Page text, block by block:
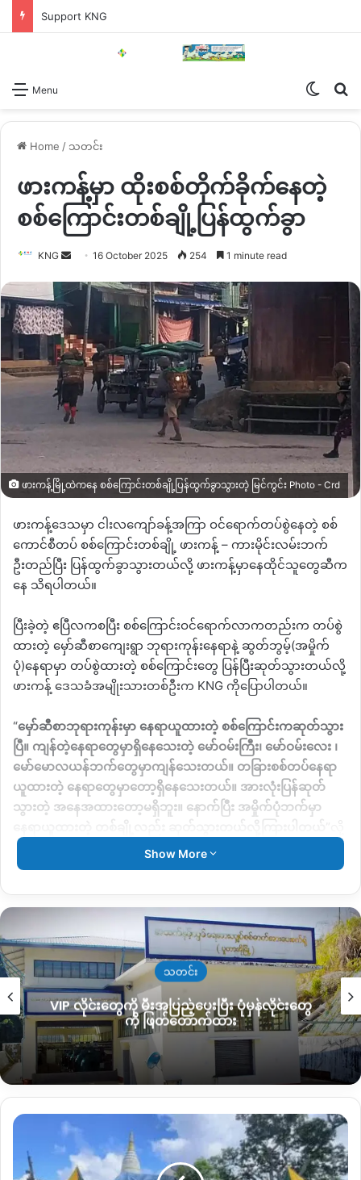
Support KNG
Menu
Home / သတင်း
ဖားကန့်မှာ ထိုးစစ်တိုက်ခိုက်နေတဲ့
စစ်ကြောင်းတစ်ချို့ပြန်ထွက်ခွာ
KNG
Send
email
16 October 2025 254 1 minute read
ဖားကန့်မြို့ထဲကနေ စစ်ကြောင်းတစ်ချို့ပြန်ထွက်ခွာသွားတဲ့ မြင်ကွင်း Photo - Crd
ဖားကန့်ဒေသမှာ ငါးလကျော်ခန့်အကြာ ဝင်ရောက်တပ်စွဲနေတဲ့ စစ်
ကောင်စီတပ် စစ်ကြောင်းတစ်ချို့ ဖားကန့် – ကားမိုင်းလမ်းဘက်
ဦးတည်ပြီး ပြန်ထွက်ခွာသွားတယ်လို့ ဖားကန့်မှာနေထိုင်သူတွေဆီက
နေ သိရပါတယ်။
ပြီးခဲ့တဲ့ ဧပြီလကစပြီး စစ်ကြောင်းဝင်ရောက်လာကတည်းက တပ်စွဲ
ထားတဲ့ မှော်ဆီစာကျေးရွာ ဘုရားကုန်းနေရာနဲ့ ဆွတ်ဘွမ့်(အမှိုက်
ပုံ)နေရာမှာ တပ်စွဲထားတဲ့ စစ်ကြောင်းတွေ ပြန်ပြီးဆုတ်သွားတယ်လို့
ဖားကန့် ဒေသခံအမျိုးသားတစ်ဦးက KNG ကိုပြောပါတယ်။
“မှော်ဆီစာဘုရားကုန်းမှာ နေရာယူထားတဲ့ စစ်ကြောင်းကဆုတ်သွား
ပြီ။ ကျန်တဲ့နေရာတွေမှာရှိနေသေးတဲ့ မော်ဝမ်းကြီး၊ မော်ဝမ်းလေး ၊
မော်မောလယန်ဘက်တွေမှာကျန်သေးတယ်။ တခြားစစ်တပ်နေရာ
ယူထားတဲ့ နေရာတွေမှာတော့ရှိနေသေးတယ်။ အားလုံးပြန်ဆုတ်
သွားတဲ့ အနေအထားတော့မရှိဘူး။ နောက်ပြီး အမှိုက်ပုံဘက်မှာ
ပြောပါတယ်။
စစ်ကြောင်းတွေက အောက်တိုဘာလ ၁၄ ရက်နေ့ကစပြီး ဖားကန့်မြို့
အဝင်ယမ်းချက်စက်ရုံကနေ တစ်ဆင့် ကားမိုင်းလမ်းဘက်ကို စစ်
အင်းအား ၂၀၀ ခန့်ရှိတဲ့ စစ်ကြောင်းက လမ်းခရီးထောက်ပြီး ထွက်
ခွာနေတယ်လို့ သိရပါတယ်။
အခုလို စစ်ကြောင်းတစ်ချို့ထွက်ခွာလာပြီးနောက် တိုက်ပွဲဖြစ်နေတဲ့
မလန်းကျေးရွာဘက်မှာလည်း တိုက်ပွဲပြန်ငြိမ်သွားတာ ၂ ရက်ခန့်ရှိ
လာသလို လက်နက်ကြီးပစ်ခတ်သံတွေလည်း ဒီကနေ့
အောက်တိုဘာလ ၁၆ ရက်နေ့အထိ မကြားရေသေးဘူးလို့ ဖားကန့်
ပြည်သူတွေပြောပါတယ်။
Show More
သတင်း
VIP လိုင်းတွေကို မီးအပြည့်ပေးပြီး ပုံမှန်လိုင်းတွေ
ကို ဖြတ်တောက်ထား
ဗန်း
သိမ်းပိုက်